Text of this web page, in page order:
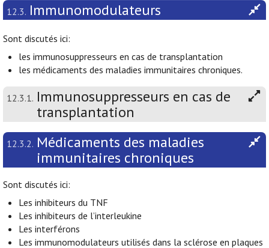
12.3. Immunomodulateurs
Sont discutés ici:
les immunosuppresseurs en cas de transplantation
les médicaments des maladies immunitaires chroniques.
12.3.1. Immunosuppresseurs en cas de
transplantation
12.3.2. Médicaments des maladies
immunitaires chroniques
Sont discutés ici:
Les inhibiteurs du TNF
Les inhibiteurs de l’interleukine
Les interférons
Les immunomodulateurs utilisés dans la sclérose en plaques